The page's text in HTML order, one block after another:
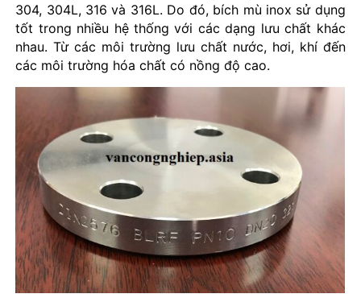
304, 304L, 316 và 316L. Do đó, bích mù inox sử dụng
tốt trong nhiều hệ thống với các dạng lưu chất khác
nhau. Từ các môi trường lưu chất nước, hơi, khí đến
các môi trường hóa chất có nồng độ cao.